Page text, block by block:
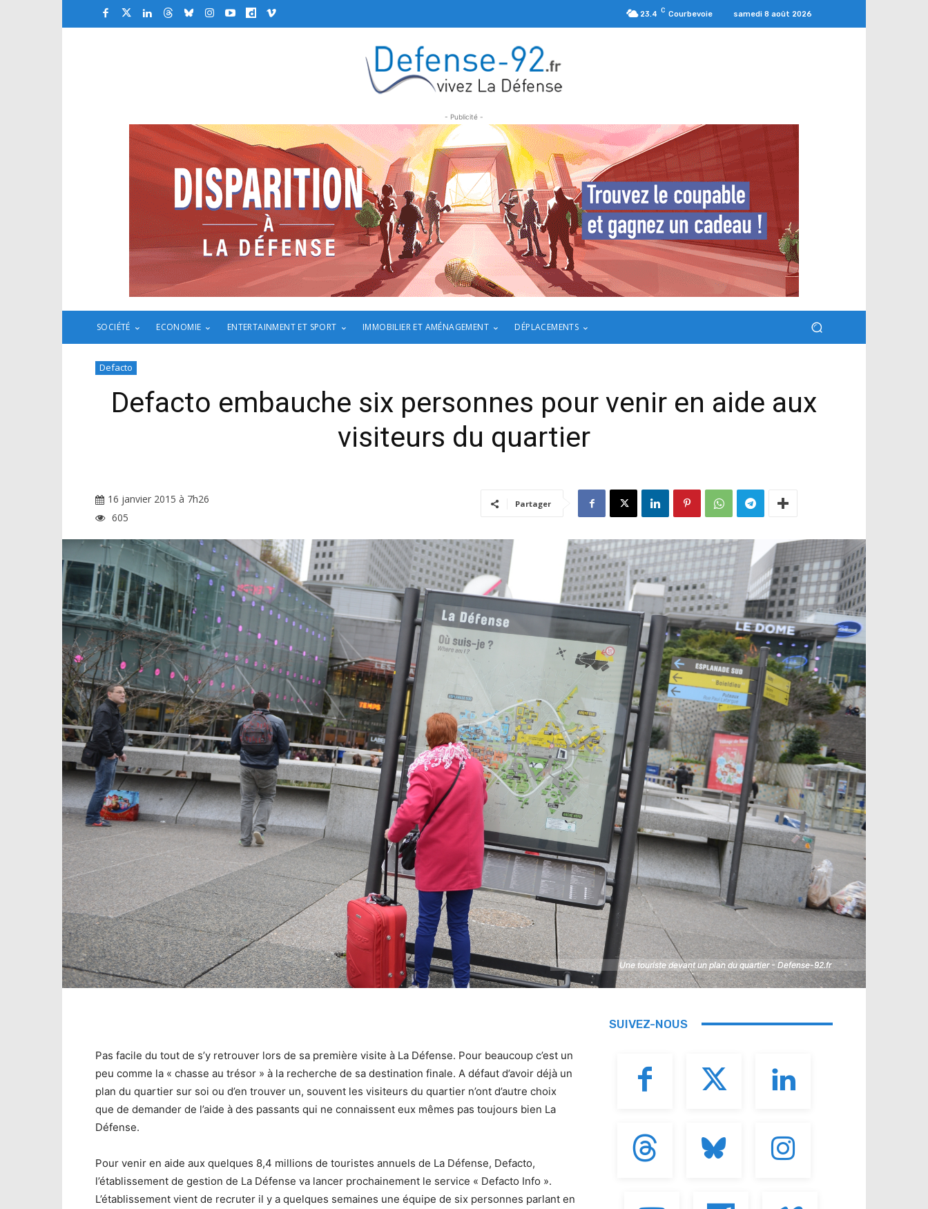
23.4 C Courbevoie samedi 8 août 2026
- Publicité -
SOCIÉTÉ ECONOMIE ENTERTAINMENT ET SPORT IMMOBILIER ET AMÉNAGEMENT DÉPLACEMENTS
Defacto
Defacto embauche six personnes pour venir en aide aux
visiteurs du quartier
16 janvier 2015 à 7h26
605
Partager
Une touriste devant un plan du quartier - Defense-92.fr
Une touriste devant un plan du quartier - Defense-92.fr
Pas facile du tout de s’y retrouver lors de sa première visite à La Défense. Pour beaucoup c’est un
peu comme la « chasse au trésor » à la recherche de sa destination finale. A défaut d’avoir déjà un
plan du quartier sur soi ou d’en trouver un, souvent les visiteurs du quartier n’ont d’autre choix
que de demander de l’aide à des passants qui ne connaissent eux mêmes pas toujours bien La
Défense.
Pour venir en aide aux quelques 8,4 millions de touristes annuels de La Défense, Defacto,
l’établissement de gestion de La Défense va lancer prochainement le service « Defacto Info ».
L’établissement vient de recruter il y a quelques semaines une équipe de six personnes parlant en
SUIVEZ-NOUS